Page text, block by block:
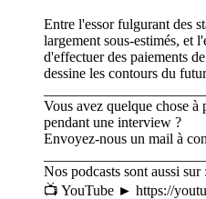
Entre l'essor fulgurant des
largement sous-estimés, et
d'effectuer des paiements
dessine les contours du
Vous avez quelque chose à
pendant une interview ?
Envoyez-nous un mail à
Nos podcasts sont aussi sur :
📺 YouTube ► ⁠⁠⁠⁠⁠⁠⁠⁠⁠⁠⁠⁠⁠⁠⁠⁠⁠https://